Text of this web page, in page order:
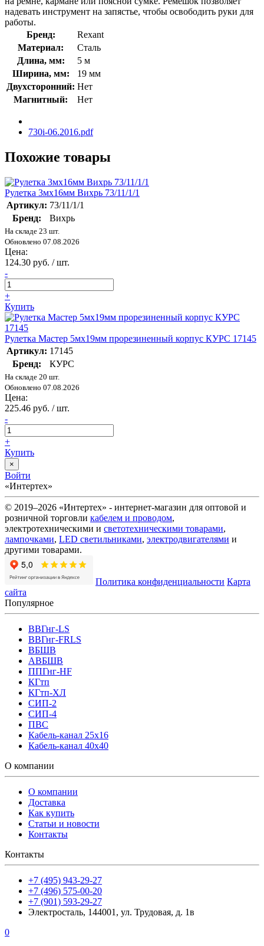
надевать инструмент на запястье, чтобы освободить руки для
работы.
Бренд:
Rexant
Материал:
Сталь
Длина, мм:
5 м
Ширина, мм:
19 мм
Двухсторонний: Нет
Магнитный:
Нет
730i-06.2016.pdf
Похожие товары
Рулетка 3мх16мм Вихрь 73/11/1/1
Артикул: 73/11/1/1
Бренд:
Вихрь
На складе 23 шт.
Обновлено 07.08.2026
Цена:
124.30 руб. / шт.
-
+
Купить
Рулетка Мастер 5мх19мм прорезиненный корпус КУРС 17145
Артикул: 17145
Бренд:
КУРС
На складе 20 шт.
Обновлено 07.08.2026
Цена:
225.46 руб. / шт.
-
+
Купить
×
Войти
«Интертех»
© 2019–2026 «Интертех» - интернет-магазин для оптовой и
розничной торговли кабелем и проводом,
электротехническими и светотехническими товарами,
лампочками, LED светильниками, электродвигателями и
другими товарами.
Политика конфиденциальности Карта
сайта
Популярное
ВВГнг-LS
ВВГнг-FRLS
ВБШВ
АВБШВ
ППГнг-HF
КГтп
КГтп-ХЛ
СИП-2
СИП-4
ПВС
Кабель-канал 25х16
Кабель-канал 40х40
О компании
О компании
Доставка
Как купить
Статьи и новости
Контакты
Контакты
+7 (495) 943-29-27
+7 (496) 575-00-20
+7 (901) 593-29-27
Электросталь, 144001, ул. Трудовая, д. 1в
0